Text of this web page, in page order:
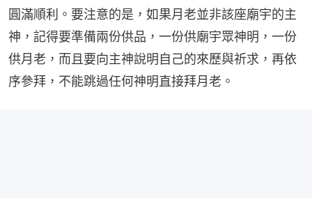
圓滿順利。要注意的是，如果月老並非該座廟宇的主
神，記得要準備兩份供品，一份供廟宇眾神明，一份
供月老，而且要向主神說明自己的來歷與祈求，再依
序參拜，不能跳過任何神明直接拜月老。